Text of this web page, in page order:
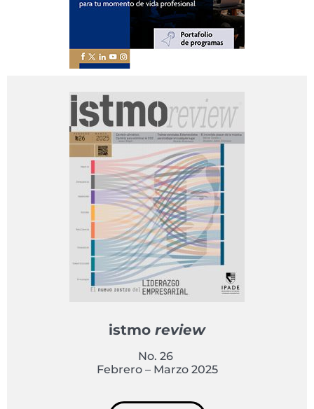
istmo review
No. 26
Febrero – Marzo 2025